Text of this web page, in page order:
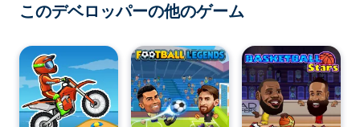
このデベロッパーの他のゲーム